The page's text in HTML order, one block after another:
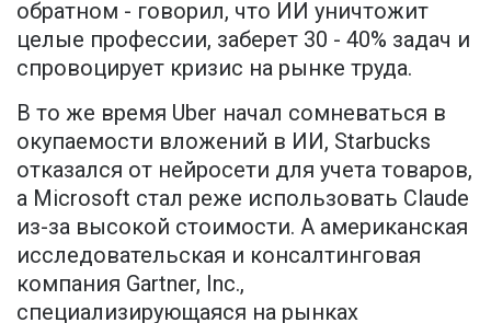
обратном - говорил, что ИИ уничтожит
целые профессии, заберет 30 - 40% задач и
спровоцирует кризис на рынке труда.
В то же время Uber начал сомневаться в
окупаемости вложений в ИИ, Starbucks
отказался от нейросети для учета товаров,
а Microsoft стал реже использовать Claude
из-за высокой стоимости. А американская
исследовательская и консалтинговая
компания Gartner, Inc.,
специализирующаяся на рынках